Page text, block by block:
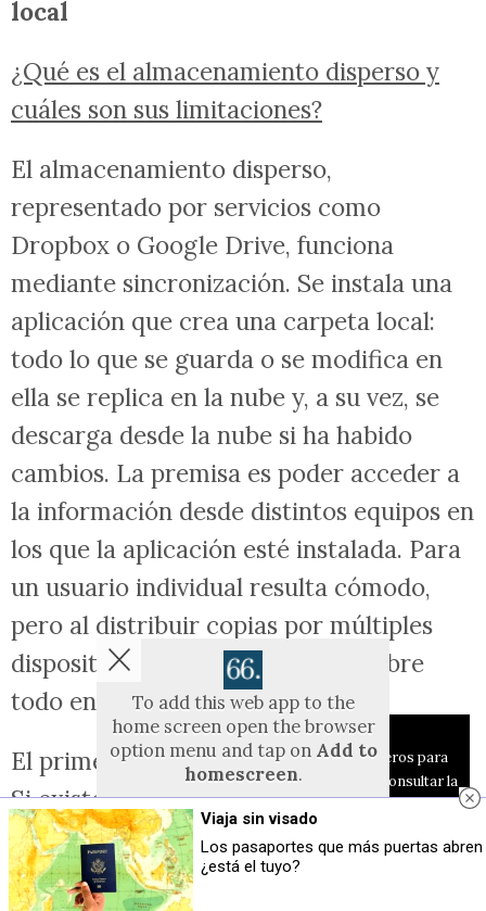
local
¿Qué es el almacenamiento disperso y
cuáles son sus limitaciones?
El almacenamiento disperso,
representado por servicios como
Dropbox o Google Drive, funciona
mediante sincronización. Se instala una
aplicación que crea una carpeta local:
todo lo que se guarda o se modifica en
ella se replica en la nube y, a su vez, se
descarga desde la nube si ha habido
cambios. La premisa es poder acceder a
la información desde distintos equipos en
los que la aplicación esté instalada. Para
un usuario individual resulta cómodo,
pero al distribuir copias por múltiples
dispositivos surgen problemas, sobre
todo en entornos corporativos.
El primero es laseguridad y el control
Si existen copias en numerosos
dispositivos, la seguridad efectiva
depende del nivel de protección de cada
Aviso sobre el Uso de cookies:
Utilizamos cookies nuestras y de terceros para
el funcionamiento del digital. Puedes consultar la
lista de cookies y como desconectarlas.
nuestra Política de Privacidad y Cookies
Aceptar Cookies
Viaja sin visado
Los pasaportes que más puertas abren
¿está el tuyo?
To add this web app to the
home screen open the browser
option menu and tap on Add to
homescreen.
The menu can be accessed by pressing
the menu hardware button if your device
has one, or by tapping the top right
menu icon
.